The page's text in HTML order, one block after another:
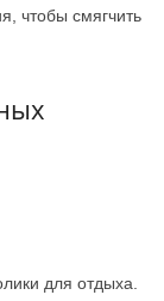
чтобы смягчить
для отдыха.